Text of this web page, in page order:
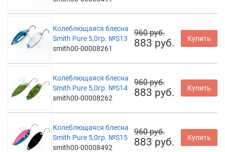
Колеблющаяся блесна
Smith Pure 5,0гр. №S13
smith00-00008261
960 руб.
883 руб. Купить
Колеблющаяся блесна
Smith Pure 5,0гр. №S14
smith00-00008262
960 руб.
883 руб. Купить
Колеблющаяся блесна
Smith Pure 5,0гр. №S15
smith00-00008492
960 руб.
883 руб. Купить